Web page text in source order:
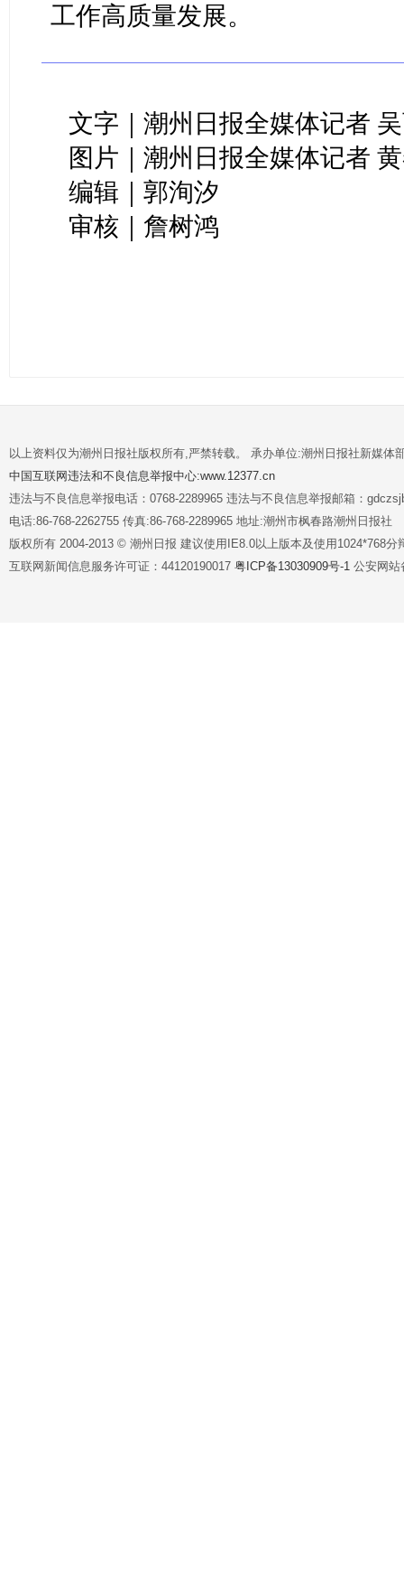
工作高质量发展。
文字｜潮州日报全媒体记者
图片｜潮州日报全媒体记者
编辑｜郭洵汐
审核｜詹树鸿
以上资料仅为潮州日报社版权所有,严禁转载。 承办单位:潮州日报社新媒体
中国互联网违法和不良信息举报中心:www.12377.cn
违法与不良信息举报电话：0768-2289965 违法与不良信息举报邮箱：
电话:86-768-2262755 传真:86-768-2289965 地址:潮州市枫春路潮州日报社
版权所有 2004-2013 © 潮州日报 建议使用IE8.0以上版本及使用1024*768分
互联网新闻信息服务许可证：44120190017 粤ICP备13030909号-1 公安网站